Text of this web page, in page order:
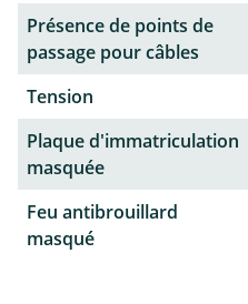
Présence de points de
passage pour câbles
Tension
Plaque d'immatriculation
masquée
Feu antibrouillard
masqué